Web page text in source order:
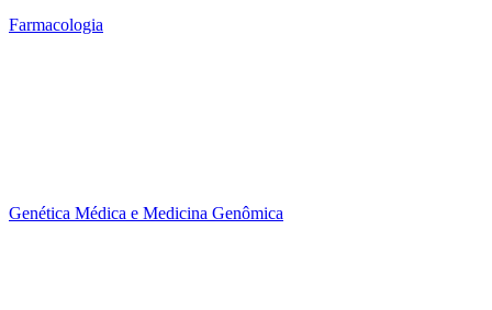
Farmacologia
Genética Médica e Medicina Genômica